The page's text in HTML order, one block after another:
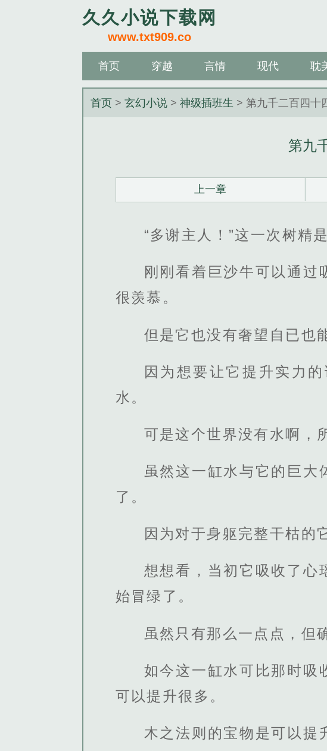
久久小说下载网
www.txt909.co
首页 穿越 言情 现代 耽
管理 学习 热门 全本 记录
首页 >玄幻小说 >神级插班生 > 第九千二百四十
第九
上一章
“多谢主人！”这一次树精
刚刚看着巨沙牛可以通过
很羡慕。
但是它也没有奢望自已也
因为想要让它提升实力
水。
可是这个世界没有水啊，
虽然这一缸水与它的巨大
了。
因为对于身躯完整干枯的
想想看，当初它吸收了心
始冒绿了。
虽然只有那么一点点，但
如今这一缸水可比那时吸
可以提升很多。
木之法则的宝物是可以提